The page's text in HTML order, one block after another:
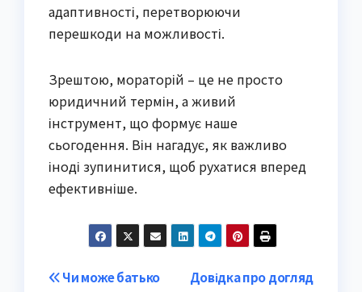
адаптивності, перетворюючи
перешкоди на можливості.
Зрештою, мораторій – це не просто
юридичний термін, а живий
інструмент, що формує наше
сьогодення. Він нагадує, як важливо
іноді зупинитися, щоб рухатися вперед
ефективніше.
Post
Довідка про догляд
Чи може батько